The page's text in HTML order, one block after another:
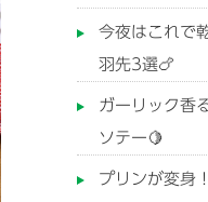
今夜はこれで
羽先3選🍗
ガーリック香
ソテー🍋
プリンが変身